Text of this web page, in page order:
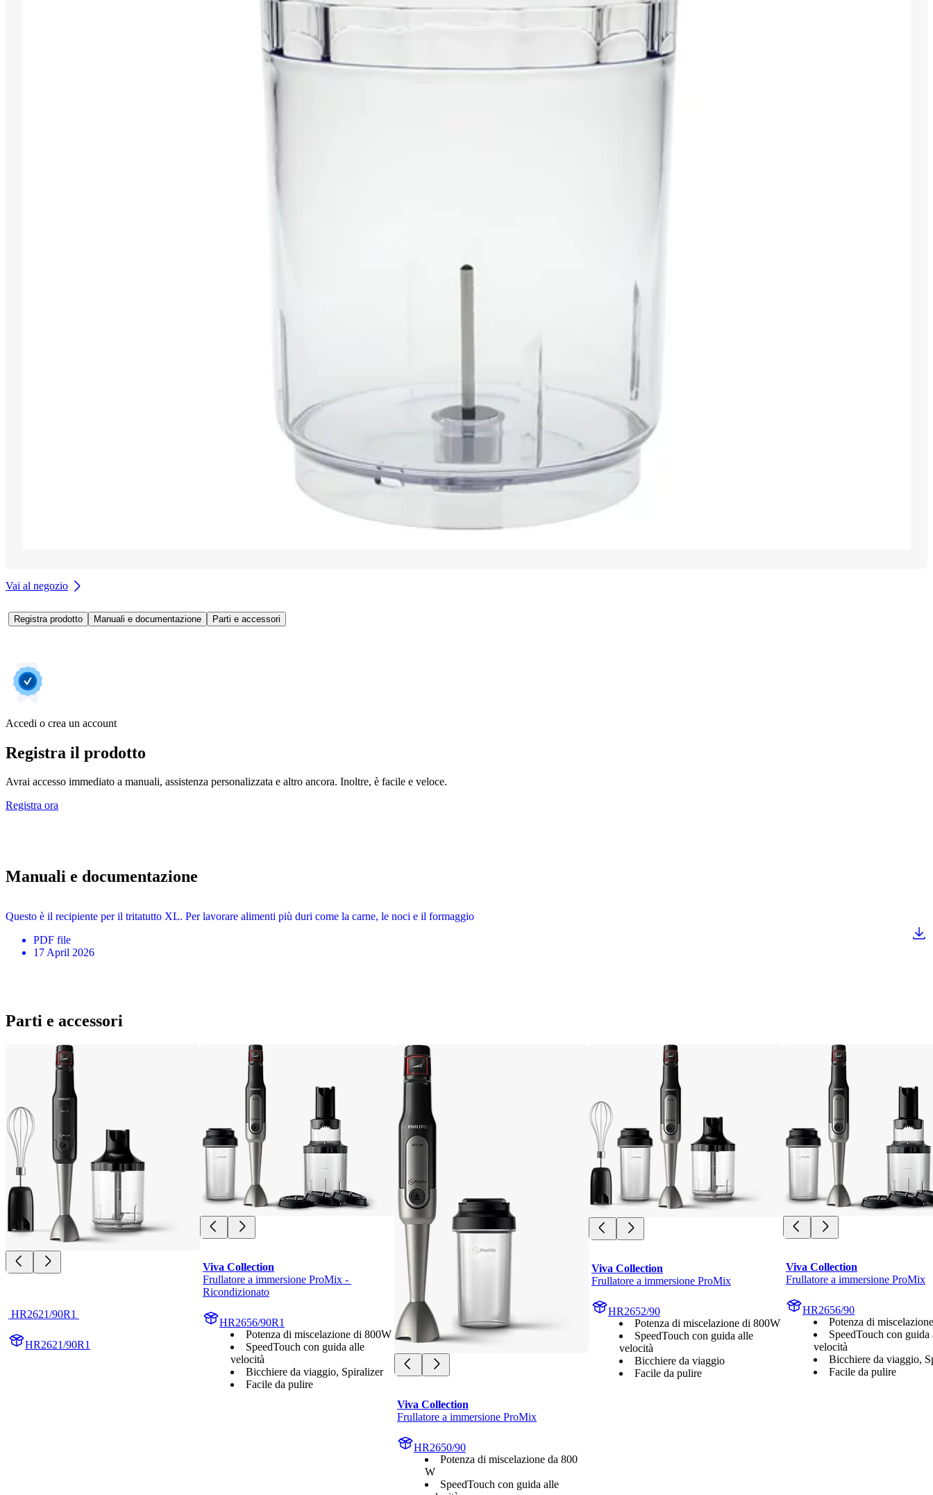
Vai al negozio
Registra prodotto Manuali e documentazione Parti e accessori
Accedi o crea un account
Registra il prodotto
Avrai accesso immediato a manuali, assistenza personalizzata e altro ancora. Inoltre, è facile e veloce.
Registra ora
Manuali e documentazione
Questo è il recipiente per il tritatutto XL. Per lavorare alimenti più duri come la carne, le noci e il formaggio
PDF file
17 April 2026
Parti e accessori
HR2621/90R1
HR2621/90R1
Viva Collection
Frullatore a immersione ProMix -
Ricondizionato
HR2656/90R1
Potenza di miscelazione di 800W
SpeedTouch con guida alle
velocità
Bicchiere da viaggio, Spiralizer
Facile da pulire
Viva Collection
Frullatore a immersione ProMix
HR2650/90
Potenza di miscelazione da 800
W
SpeedTouch con guida alle
Viva Collection
Frullatore a immersione ProMix
HR2652/90
Potenza di miscelazione di 800W
SpeedTouch con guida alle
velocità
Bicchiere da viaggio
Facile da pulire
Viva Collection
Frullatore a immersione ProMix
HR2656/90
Potenza di
SpeedTouch con guida
velocità
Bicchiere da viaggio,
Facile da pulire